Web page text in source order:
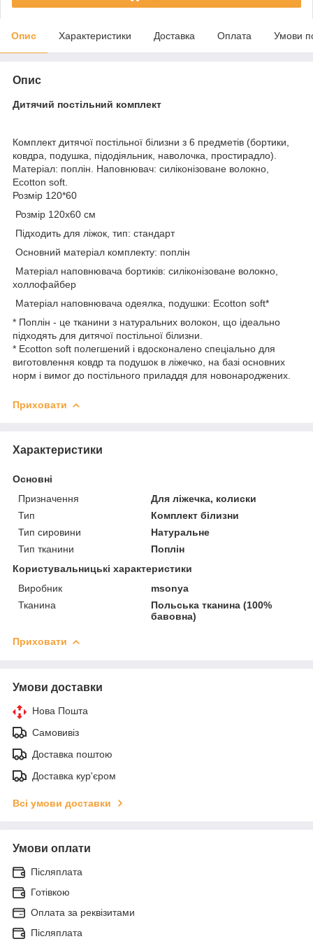
Опис Характеристики Доставка Оплата Умови
Опис
Дитячий постільний комплект
Комплект дитячої постільної білизни з 6 предметів (бортики,
ковдра, подушка, підодіяльник, наволочка, простирадло).
Матеріал: поплін. Наповнювач: силіконізоване волокно,
Ecotton soft.
Розмір 120*60
Розмір 120х60 см
Підходить для ліжок, тип: стандарт
Основний матеріал комплекту: поплін
Матеріал наповнювача бортиків: силіконізоване волокно,
холлофайбер
Матеріал наповнювача одеялка, подушки: Ecotton soft*
* Поплін - це тканини з натуральних волокон, що ідеально
підходять для дитячої постільної білизни.
* Ecotton soft полегшений і вдосконалено спеціально для
виготовлення ковдр та подушок в ліжечко, на базі основних
норм і вимог до постільного приладдя для новонароджених.
Приховати
Характеристики
Основні
Призначення
Для ліжечка, колиски
Тип
Комплект білизни
Тип сировини
Натуральне
Тип тканини
Поплін
Користувальницькі характеристики
Виробник
msonya
Тканина
Польська тканина (100%
бавовна)
Приховати
Умови доставки
Нова Пошта
Самовивіз
Доставка поштою
Доставка кур'єром
Всі умови доставки
Умови оплати
Післяплата
Готівкою
Оплата за реквізитами
Післяплата